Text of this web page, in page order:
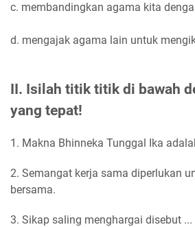
c. membandingkan agama kita
d. mengajak agama lain untuk
II. Isilah titik titik di bawah
yang tepat!
1. Makna Bhinneka Tunggal Ika
2. Semangat kerja sama diperlukan
bersama.
3. Sikap saling menghargai disebut ...